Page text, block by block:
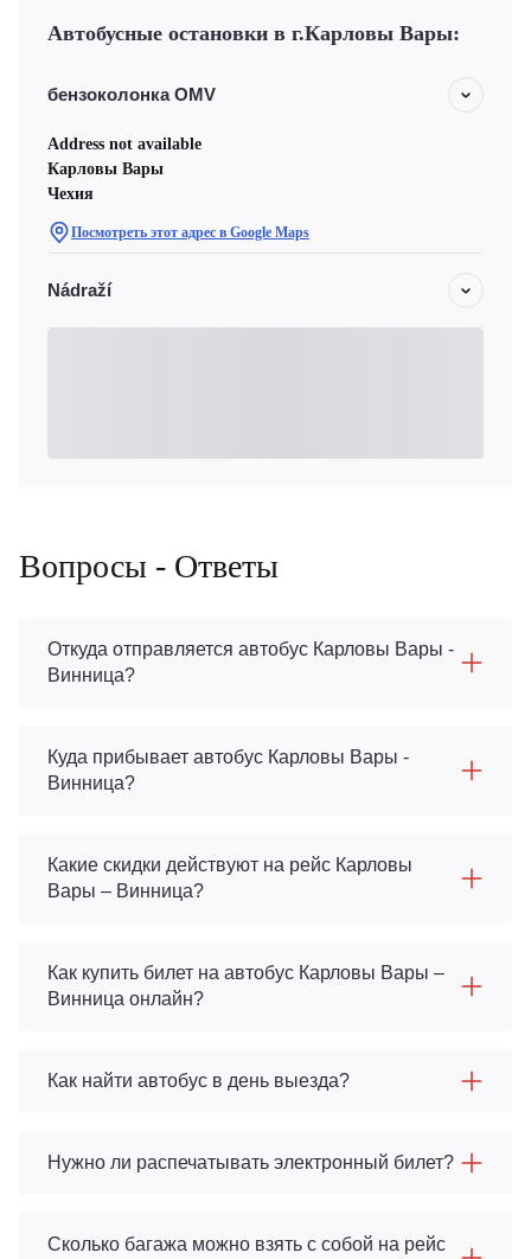
Автобусные остановки в г.Карловы Вары:
бензоколонка OMV
Address not available
Карловы Вары
Чехия
Посмотреть этот адрес в Google Maps
Nádraží
Вопросы - Ответы
Откуда отправляется автобус Карловы Вары -
Винница?
Куда прибывает автобус Карловы Вары -
Винница?
Какие скидки действуют на рейс Карловы
Вары – Винница?
Как купить билет на автобус Карловы Вары –
Винница онлайн?
Как найти автобус в день выезда?
Нужно ли распечатывать электронный билет?
Сколько багажа можно взять с собой на рейс